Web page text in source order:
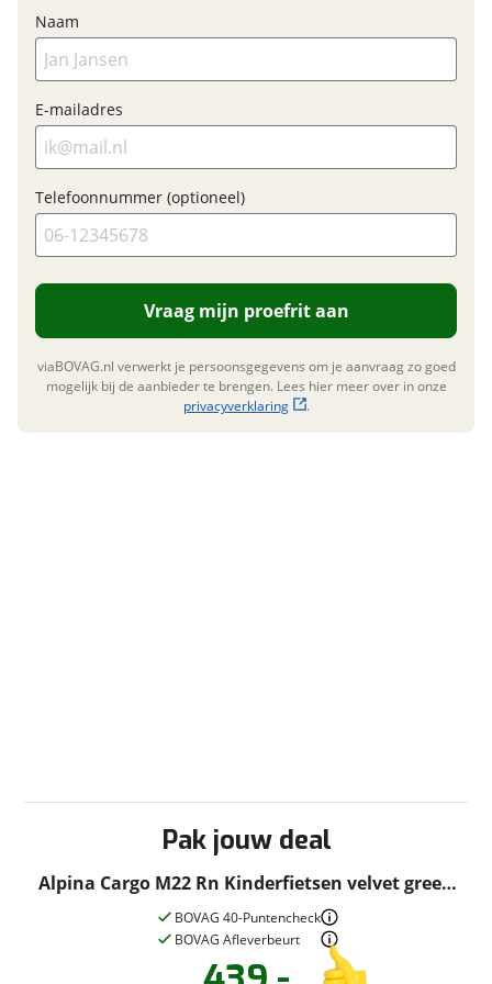
BOVAG Garantie
Fabrieksgarantie van
Pak jouw deal
Alpina Cargo M22 Rn Kinderfietsen velvet green
matt
BOVAG 40-Puntencheck
BOVAG Afleverbeurt
Naam
E-mailadres
Telefoonnummer (optioneel)
Vraag mijn proefrit aan
viaBOVAG.nl verwerkt je persoonsgegevens om je aanvraag zo goed
mogelijk bij de aanbieder te brengen. Lees hier meer over in onze
privacyverklaring
.